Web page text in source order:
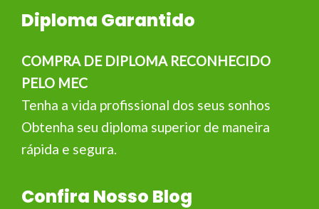
Diploma Garantido
COMPRA DE DIPLOMA RECONHECIDO
PELO MEC
Tenha a vida profissional dos seus sonhos
Obtenha seu diploma superior de maneira
rápida e segura.
Confira Nosso Blog